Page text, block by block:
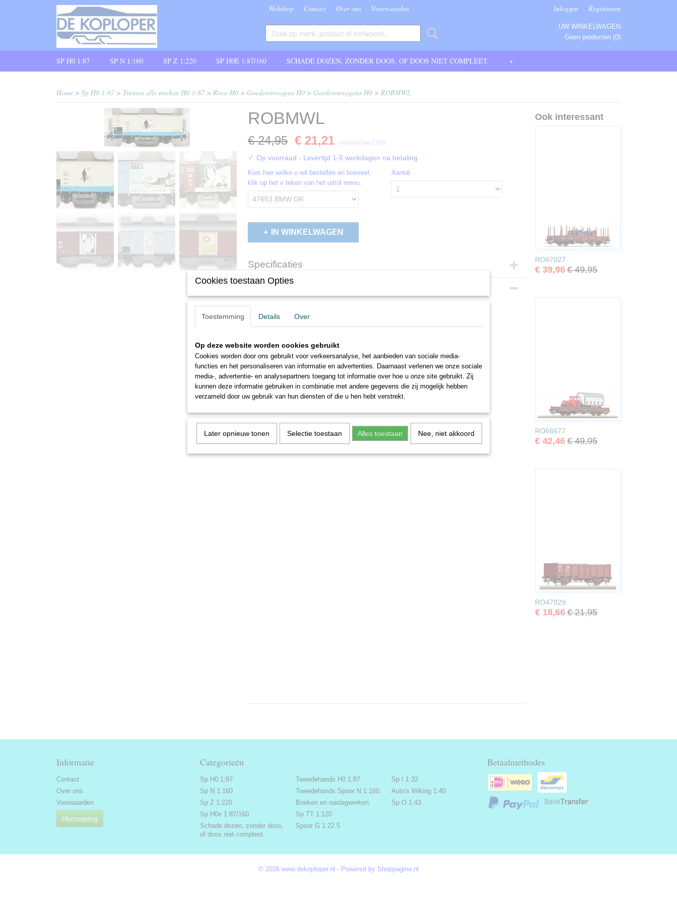
Webshop Contact Over ons Voorwaarden Inloggen Registreren
UW WINKELWAGEN
Geen producten (0)
SP H0 1:87 SP N 1:160 SP Z 1:220 SP H0E 1:87/160 SCHADE DOZEN, ZONDER DOOS, OF DOOS NIET COMPLEET. +
Home > Sp H0 1:87> Treinen alle merken H0 1:87> Roco H0 > Goederenwagens H0 > Goederenwagons H0 > ROBMWL
ROBMWL
€ 24,95 € 21,21 (inclusief btw 21%)
✓ Op voorraad - Levertijd 1-5 werkdagen na betaling
Kies hier welke u wil bestellen en hoeveel,
klik op het v teken van het uitrol menu.
Aantal
IN WINKELWAGEN
Specificaties
Productcode
Omschrijving
Roco H0 Goederenwagens 'BMW' van de DR
Ook interessant
RO67027
€ 39,96 € 49,95
RO66677
€ 42,46 € 49,95
RO47829
€ 18,66 € 21,95
Informatie
Contact
Over ons
Voorwaarden
Herroeping
Categorieën
Sp H0 1:87
Sp N 1:160
Sp Z 1:220
Sp H0e 1:87/160
Schade dozen, zonder doos,
of doos niet compleet.
Tweedehands H0 1:87
Tweedehands Spoor N 1:160
Boeken en naslagwerken
Sp TT 1:120
Spoor G 1:22.5
Sp I 1:32
Auto's Wiking 1:40
Sp.O 1:43
Betaalmethodes
© 2026 www.dekoploper.nl - Powered by Shoppagina.nl
Cookies toestaan Opties
Toestemming Details Over
Op deze website worden cookies gebruikt
Cookies worden door ons gebruikt voor verkeersanalyse, het aanbieden van sociale media-
functies en het personaliseren van informatie en advertenties. Daarnaast verlenen we onze sociale
media-, advertentie- en analysepartners toegang tot informatie over hoe u onze site gebruikt. Zij
kunnen deze informatie gebruiken in combinatie met andere gegevens die zij mogelijk hebben
verzameld door uw gebruik van hun diensten of die u hen hebt verstrekt.
Later opnieuw tonen Selectie toestaan Alles toestaan Nee, niet akkoord